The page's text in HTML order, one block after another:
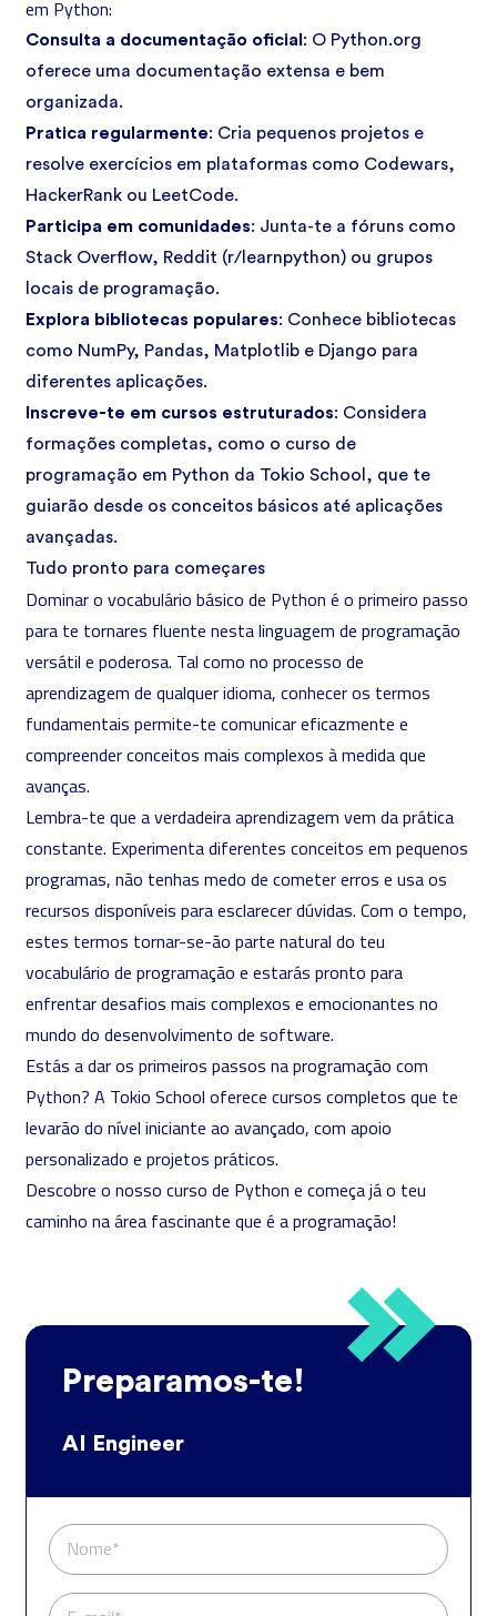
em Python:
Consulta a documentação oficial : O Python.org
oferece uma documentação extensa e bem
organizada.
Pratica regularmente: Cria pequenos projetos e
resolve exercícios em plataformas como Codewars,
HackerRank ou LeetCode.
Participa em comunidades: Junta-te a fóruns como
Stack Overflow, Reddit (r/learnpython) ou grupos
locais de programação.
Explora bibliotecas populares: Conhece bibliotecas
como NumPy, Pandas, Matplotlib e Django para
diferentes aplicações.
Inscreve-te em cursos estruturados: Considera
formações completas, como o curso de
programação em Python da Tokio School, que te
guiarão desde os conceitos básicos até aplicações
avançadas.
Tudo pronto para começares
Dominar o vocabulário básico de Python é o primeiro passo
para te tornares fluente nesta linguagem de programação
versátil e poderosa. Tal como no processo de
aprendizagem de qualquer idioma, conhecer os termos
fundamentais permite-te comunicar eficazmente e
compreender conceitos mais complexos à medida que
avanças.
Lembra-te que a verdadeira aprendizagem vem da prática
constante. Experimenta diferentes conceitos em pequenos
programas, não tenhas medo de cometer erros e usa os
recursos disponíveis para esclarecer dúvidas. Com o tempo,
estes termos tornar-se-ão parte natural do teu
vocabulário de programação e estarás pronto para
enfrentar desafios mais complexos e emocionantes no
mundo do desenvolvimento de software.
Estás adar os primeiros passos na programação com
Python? A Tokio School oferece cursos completos que te
levarão do nível iniciante ao avançado, com apoio
personalizado e projetos práticos.
Descobre o nosso curso de Python e começa já o teu
caminho na área fascinante que é a programação!
Preparamos-te!
AI Engineer
Nome*